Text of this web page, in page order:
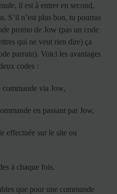
il est à entrer en second,
S’il n’est plus bon, tu pourras
promo de Jow (pas un code
qui ne veut rien dire) ça
parrain). Voici les avantages
codes :
via Jow,
en passant par Jow,
effectuée sur le site ou
à chaque fois.
que pour une commande